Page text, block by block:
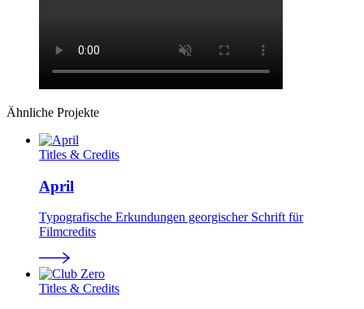
Ähnliche Projekte
Titles & Credits
April
Typografische Erkundungen georgischer Schrift für
Filmcredits
Titles & Credits